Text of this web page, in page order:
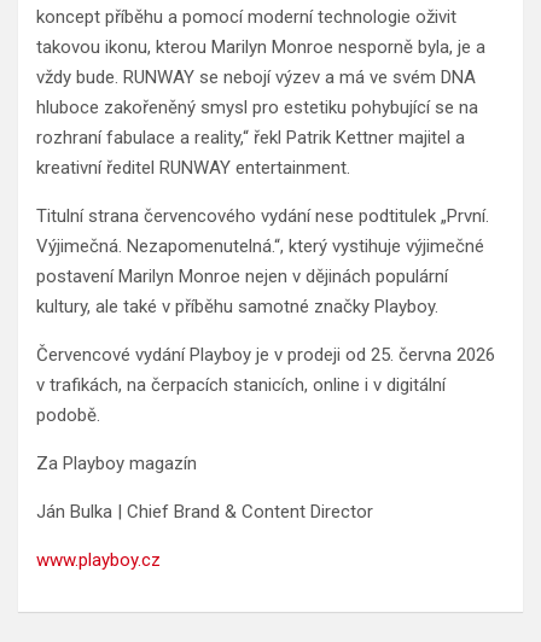
koncept příběhu a pomocí moderní technologie oživit
takovou ikonu, kterou Marilyn Monroe nesporně byla, je a
vždy bude. RUNWAY se nebojí výzev a má ve svém DNA
hluboce zakořeněný smysl pro estetiku pohybující se na
rozhraní fabulace a reality,“ řekl Patrik Kettner majitel a
kreativní ředitel RUNWAY entertainment.
Titulní strana červencového vydání nese podtitulek „První.
Výjimečná. Nezapomenutelná.“, který vystihuje výjimečné
postavení Marilyn Monroe nejen v dějinách populární
kultury, ale také v příběhu samotné značky Playboy.
Červencové vydání Playboy je v prodeji od 25. června 2026
v trafikách, na čerpacích stanicích, online i v digitální
podobě.
Za Playboy magazín
Ján Bulka | Chief Brand & Content Director
www.playboy.cz